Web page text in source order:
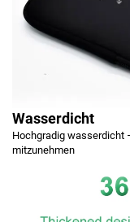
Wasserdicht
Hochgradig wasserdicht
mitzunehmen